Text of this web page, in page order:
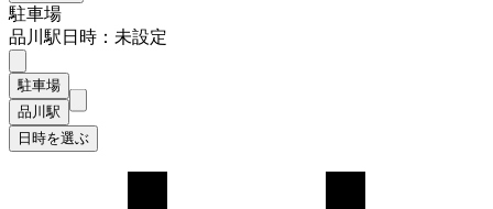
駐車場
品川駅日時：未設定
駐車場
品川駅
日時を選ぶ